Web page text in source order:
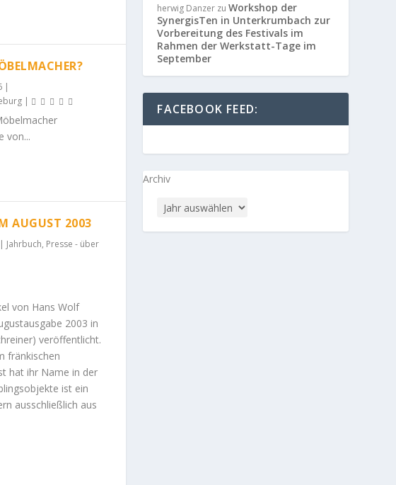
|
|
von...
AUGUST 2003
Jahrbuch, Presse - über
von Hans Wolf
2003 in
veröffentlicht.
fränkischen
hat ihr Name in der
ist ein
ausschließlich aus
herwig Danzer zuWorkshop der
SynergisTen in Unterkrumbach zur
Vorbereitung des Festivals im
Rahmen der Werkstatt-Tage im
September
FACEBOOK FEED:
Archiv